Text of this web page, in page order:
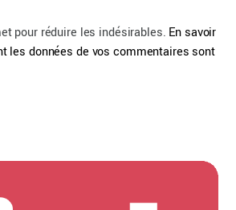
pour réduire les indésirables. En savoir
les données de vos commentaires sont